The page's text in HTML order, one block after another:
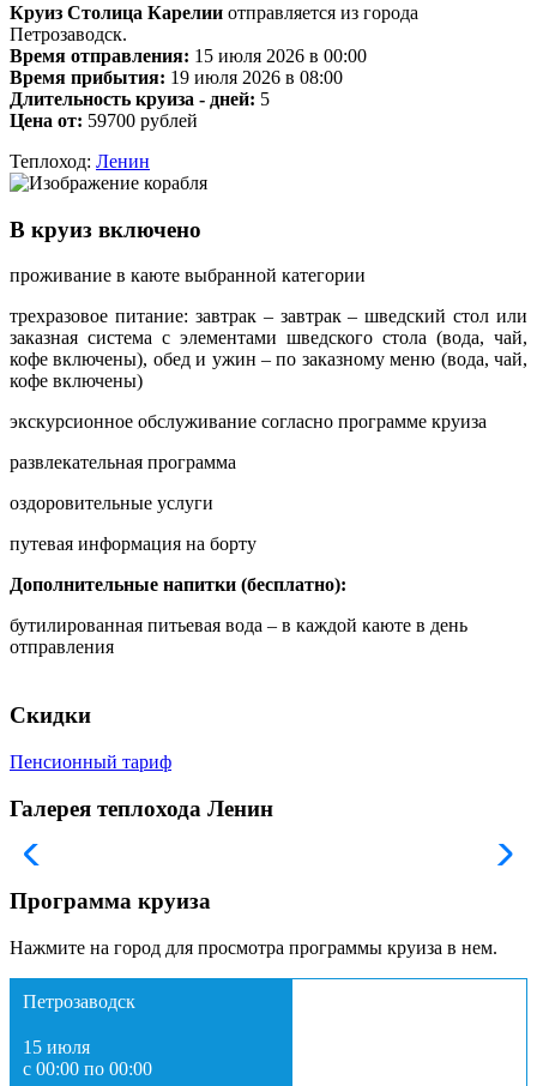
Круиз Столица Карелии отправляется из города
Петрозаводск.
Время отправления: 15 июля 2026 в 00:00
Время прибытия: 19 июля 2026 в 08:00
Длительность круиза - дней: 5
Цена от: 59700 рублей
Теплоход: Ленин
В круиз включено
проживание в каюте выбранной категории
трехразовое питание: завтрак – завтрак – шведский стол или
заказная система с элементами шведского стола (вода, чай,
кофе включены), обед и ужин – по заказному меню (вода, чай,
кофе включены)
экскурсионное обслуживание согласно программе круиза
развлекательная программа
оздоровительные услуги
путевая информация на борту
Дополнительные напитки (бесплатно):
бутилированная питьевая вода – в каждой каюте в день
отправления
Скидки
Пенсионный тариф
Галерея теплохода Ленин
Программа круиза
Нажмите на город для просмотра программы круиза в нем.
Петрозаводск
15 июля
с 00:00 по 00:00